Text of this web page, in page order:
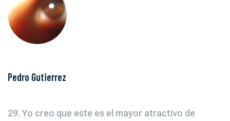
Pedro Gutierrez
29. Yo creo que este es el mayor atractivo de